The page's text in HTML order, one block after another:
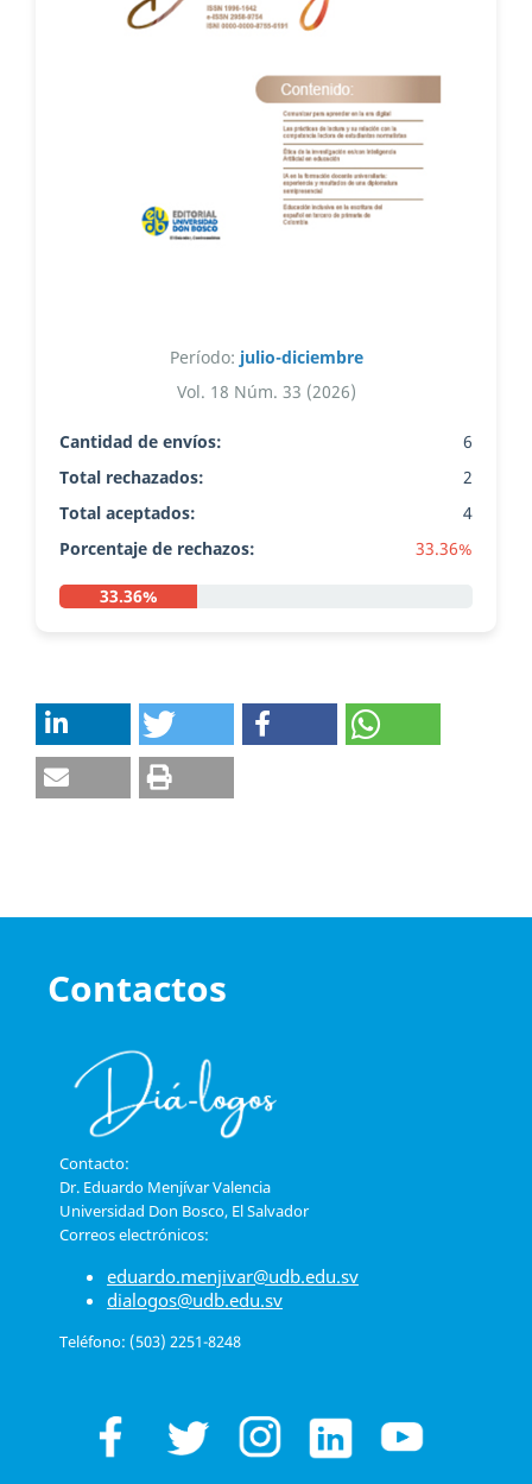
Período: julio-diciembre
Vol. 18 Núm. 33 (2026)
Cantidad de envíos:
6
Total rechazados:
2
Total aceptados:
4
Porcentaje de rechazos:
33.36%
33.36%
Contactos
Contacto:
Dr. Eduardo Menjívar Valencia
Universidad Don Bosco, El Salvador
Correos electrónicos:
eduardo.menjivar@udb.edu.sv
dialogos@udb.edu.sv
Teléfono: (503) 2251-8248